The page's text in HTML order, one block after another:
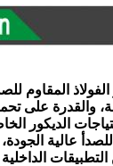
والقدرة على
الديكور
عالية الجودة،